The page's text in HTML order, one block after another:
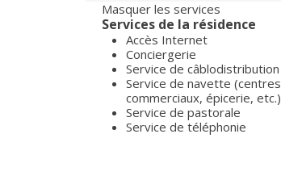
Masquer les services
Services de la résidence
Accès Internet
Conciergerie
Service de câblodistribution
Service de navette (centres
commerciaux, épicerie, etc.)
Service de pastorale
Service de téléphonie